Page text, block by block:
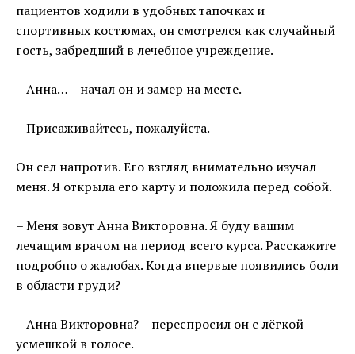
пациентов ходили в удобных тапочках и
спортивных костюмах, он смотрелся как случайный
гость, забредший в лечебное учреждение.
– Анна… – начал он и замер на месте.
– Присаживайтесь, пожалуйста.
Он сел напротив. Его взгляд внимательно изучал
меня. Я открыла его карту и положила перед собой.
– Меня зовут Анна Викторовна. Я буду вашим
лечащим врачом на период всего курса. Расскажите
подробно о жалобах. Когда впервые появились боли
в области груди?
– Анна Викторовна? – переспросил он с лёгкой
усмешкой в голосе.